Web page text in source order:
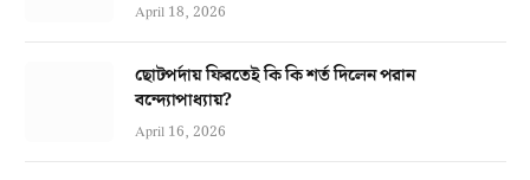
April 18, 2026
ছোটপর্দায় ফিরতেই কি কি শর্ত দিলেন পরান
বন্দ্যোপাধ্যায়?
April 16, 2026